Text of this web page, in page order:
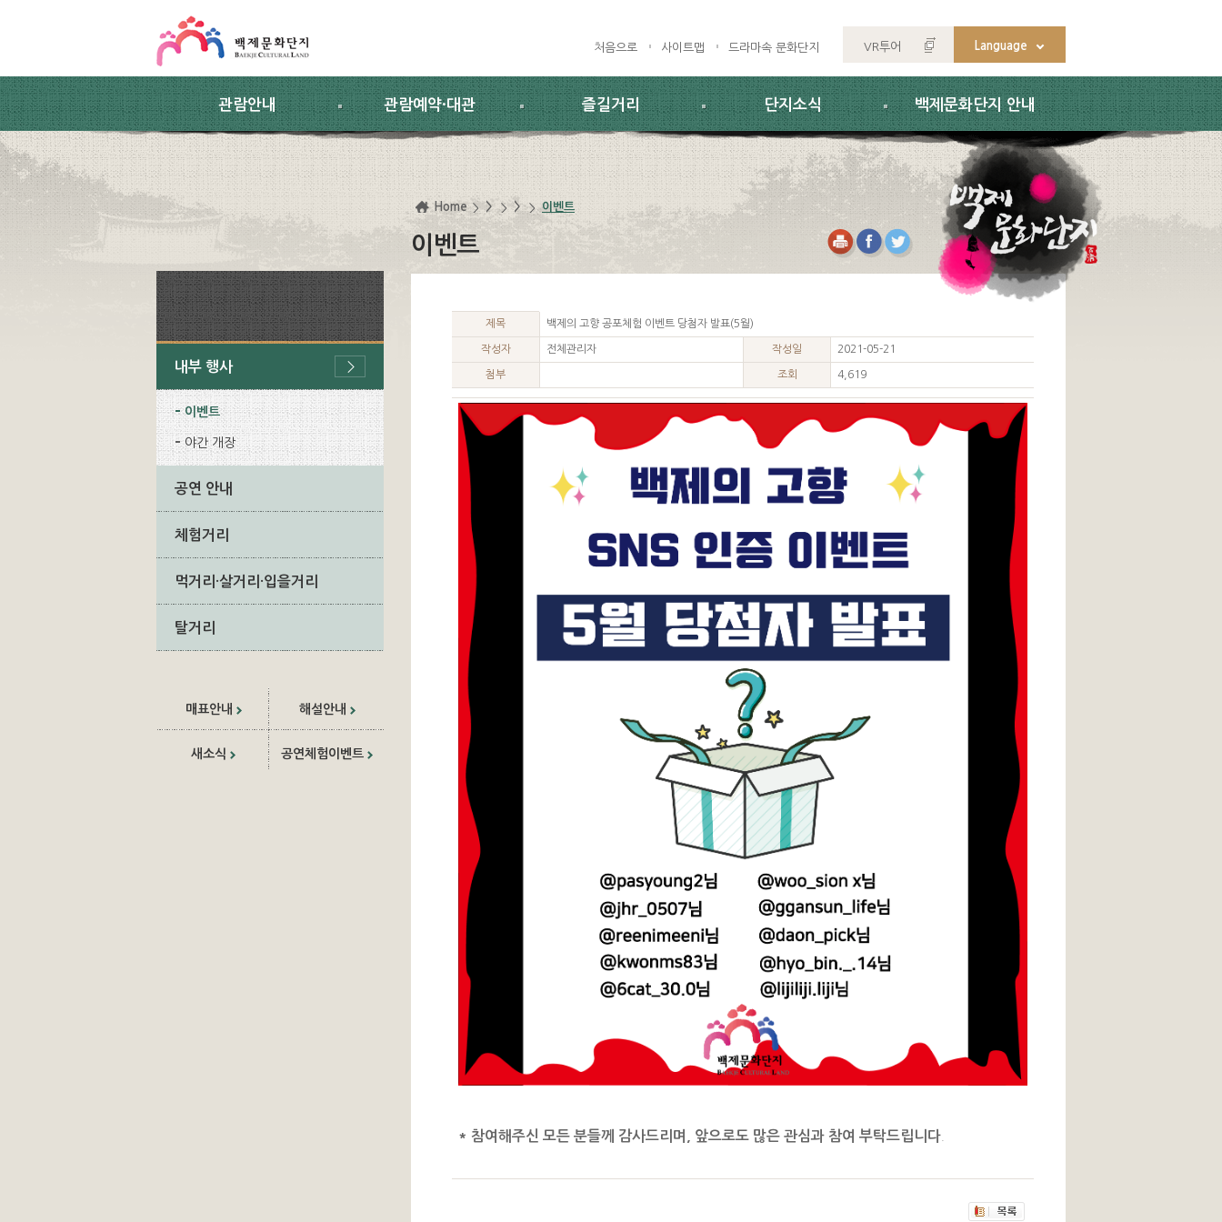
처음으로 사이트맵 드라마속 문화단지 VR투어 Language
관람안내 관람예약·대관 즐길거리 단지소식 백제문화단지 안내
내부 행사
이벤트
야간 개장
공연 안내
체험거리
먹거리·살거리·입을거리
탈거리
매표안내 해설안내
새소식 공연체험이벤트
Home > > 이벤트
이벤트
제목 백제의 고향 공포체험 이벤트 당첨자 발표(5월)
작성자 전체관리자 작성일 2021-05-21
첨부 조회 4,619
* 참여해주신 모든 분들께 감사드리며, 앞으로도 많은 관심과 참여 부탁드립니다.